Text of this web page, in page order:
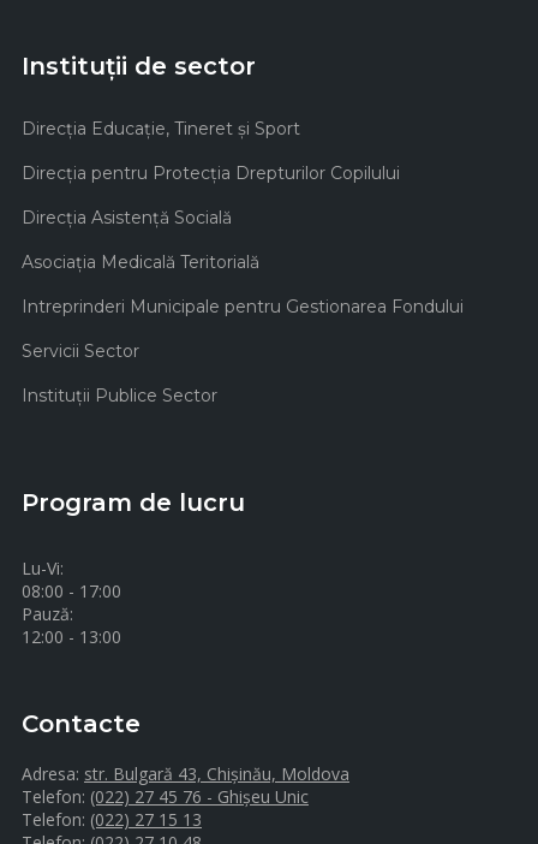
Instituții de sector
Direcţia Educaţie, Tineret şi Sport
Direcţia pentru Protecţia Drepturilor Copilului
Direcţia Asistenţă Socială
Asociaţia Medicală Teritorială
Intreprinderi Municipale pentru Gestionarea Fondului
Servicii Sector
Instituţii Publice Sector
Program de lucru
Lu-Vi:
08:00 - 17:00
Pauză:
12:00 - 13:00
Contacte
Adresa: str. Bulgară 43, Chișinău, Moldova
Telefon: (022) 27 45 76 - Ghișeu Unic
Telefon: (022) 27 15 13